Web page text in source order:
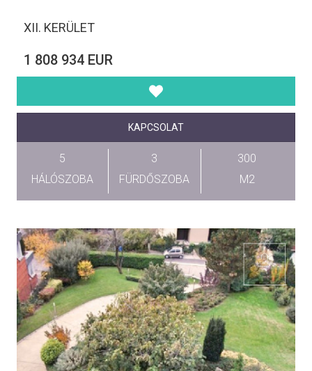
XII. KERÜLET
1 808 934 EUR
KAPCSOLAT
5
HÁLÓSZOBA
3
FÜRDŐSZOBA
300
M2